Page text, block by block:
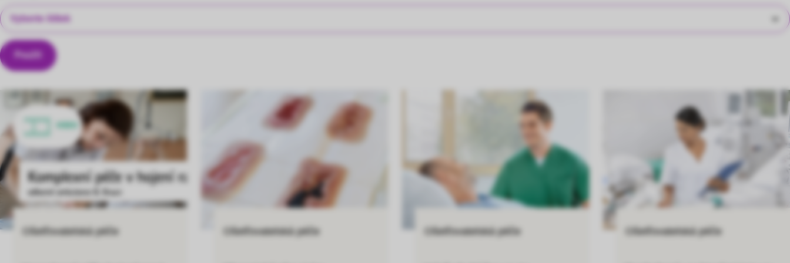
Štítky
Ošetřovatelská péče Ošetřovatelská péče Ošetřovatelská péče Ošetřovatelská péče